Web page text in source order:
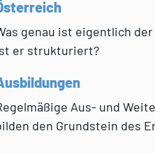
genau ist eigentlich der
er strukturiert?
Aus- und
den Grundstein des